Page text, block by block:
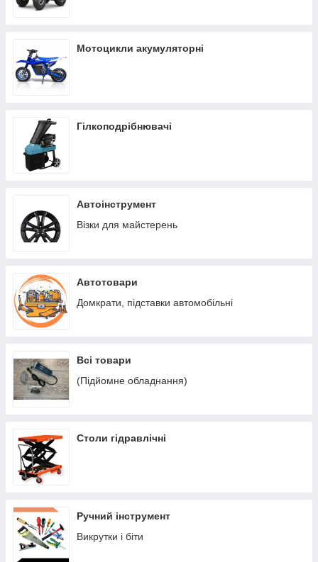
Мотоцикли акумуляторні
Гілкоподрібнювачі
Автоінструмент
Візки для майстерень
Автотовари
Домкрати, підставки автомобільні
Всі товари
(Підйомне обладнання)
Столи гідравлічні
Ручний інструмент
Викрутки і біти